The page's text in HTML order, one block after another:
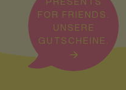
FOR FRIENDS.
UNSERE
GUTSCHEINE.